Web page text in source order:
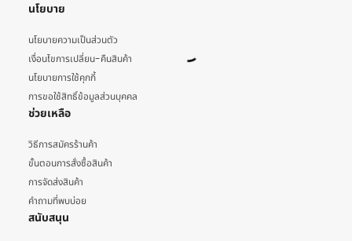
นโยบาย
นโยบายความเป็นส่วนตัว
เงื่อนไขการเปลี่ยน-คืนสินค้า
นโยบายการใช้คุกกี้
การขอใช้สิทธิ์ข้อมูลส่วนบุคคล
ช่วยเหลือ
วิธีการสมัครร้านค้า
ขั้นตอนการสั่งซื้อสินค้า
การจัดส่งสินค้า
คำถามที่พบบ่อย
สนับสนุน